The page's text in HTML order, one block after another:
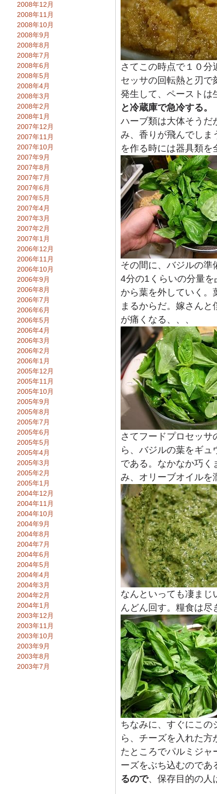
さてこの時点で１０
セッサの回転熱と刃で
発生して、ペーストは
と冷蔵庫で急冷する。
ハーブ類は大体そうだ
み、香りが飛んでしま
を作る時には器具類を
その間に、バジルの準
4分の1くらいの分量
から葉を外していく。
まるからだ。嫁さん
が痛くなる、、、
さてフードプロセッサ
ら、バジルの葉をギ
である。なかなか巧く
み、オリーブオイルを
なんといっても凄まじ
んどん回す。糧食は尽
ちなみに、すぐにこの
ら、チーズを入れた
たところでパルミジャ
ーズをぶち込むのであ
るので、保存目的の人
2008年12月
2008年11月
2008年10月
2008年9月
2008年8月
2008年7月
2008年6月
2008年5月
2008年4月
2008年3月
2008年2月
2008年1月
2007年12月
2007年11月
2007年10月
2007年9月
2007年8月
2007年7月
2007年6月
2007年5月
2007年4月
2007年3月
2007年2月
2007年1月
2006年12月
2006年11月
2006年10月
2006年9月
2006年8月
2006年7月
2006年6月
2006年5月
2006年4月
2006年3月
2006年2月
2006年1月
2005年12月
2005年11月
2005年10月
2005年9月
2005年8月
2005年7月
2005年6月
2005年5月
2005年4月
2005年3月
2005年2月
2005年1月
2004年12月
2004年11月
2004年10月
2004年9月
2004年8月
2004年7月
2004年6月
2004年5月
2004年4月
2004年3月
2004年2月
2004年1月
2003年12月
2003年11月
2003年10月
2003年9月
2003年8月
2003年7月